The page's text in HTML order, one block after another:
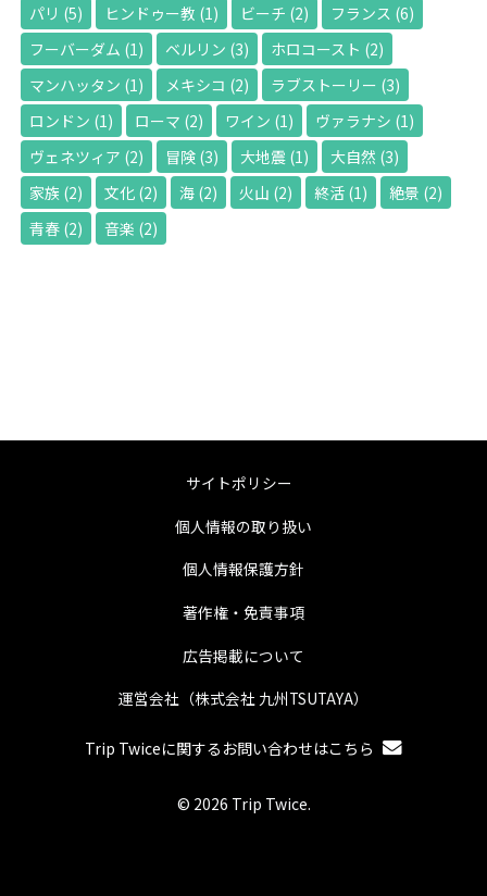
パリ (5) ヒンドゥー教 (1) ビーチ (2) フランス (6)
フーバーダム (1) ベルリン (3) ホロコースト (2)
マンハッタン (1) メキシコ (2) ラブストーリー (3)
ロンドン (1) ローマ (2) ワイン (1) ヴァラナシ (1)
ヴェネツィア (2) 冒険(3) 大地震(1) 大自然 (3)
家族 (2) 文化(2) 海(2) 火山 (2) 終活(1) 絶景 (2)
青春(2) 音楽 (2)
サイトポリシー
個人情報の取り扱い
個人情報保護方針
著作権・免責事項
広告掲載について
運営会社（株式会社 九州TSUTAYA）
Trip Twiceに関するお問い合わせはこちら
© 2026 Trip Twice.